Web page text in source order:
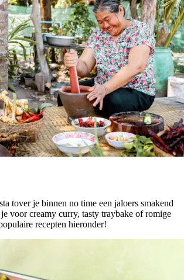
tover je binnen no time een jaloers smakend
voor creamy curry, tasty traybake of romige
recepten hieronder!